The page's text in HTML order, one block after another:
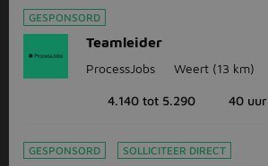
GESPONSORD
Teamleider
ProcessJobs Weert (13 km)
4.140 tot 5.290 40 uur
GESPONSORD SOLLICITEER DIRECT